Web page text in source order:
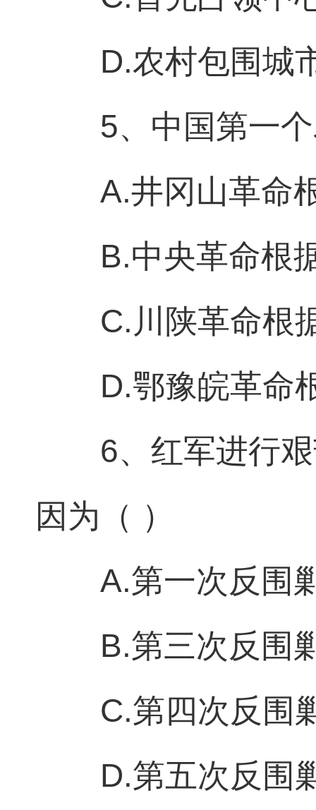
D.农村包围城
5、中国第一
A.井冈山革命
B.中央革命根
C.川陕革命根
D.鄂豫皖革命
6、红军进行
因为（ ）
A.第一次反围
B.第三次反围
C.第四次反围
D.第五次反围